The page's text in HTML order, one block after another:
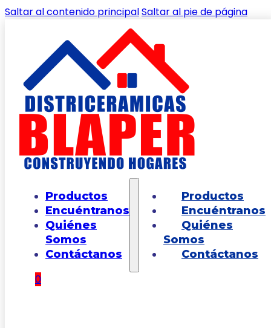
Saltar al contenido principalSaltar al pie de página
Productos
Encuéntranos
Quiénes
Somos
Contáctanos
Productos
Encuéntranos
Quiénes
Somos
Contáctanos
0
Inicio/Shop/PAREDES
PARED
EXTRUCTURADA/Pared Rectificada
Estructurada Bromo Blanco Cara Única
30X60
🔍